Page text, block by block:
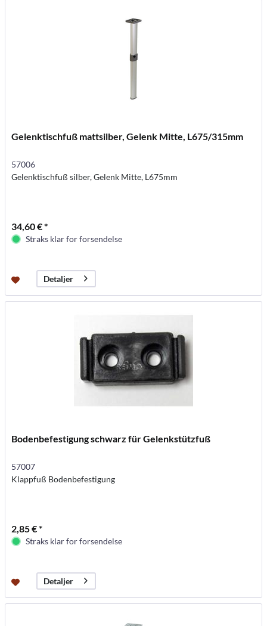
Gelenktischfuß mattsilber, Gelenk Mitte, L675/315mm
57006
Gelenktischfuß silber, Gelenk Mitte, L675mm
34,60 € *
Straks klar for forsendelse
Detaljer
Bodenbefestigung schwarz für Gelenkstützfuß
57007
Klappfuß Bodenbefestigung
2,85 € *
Straks klar for forsendelse
Detaljer